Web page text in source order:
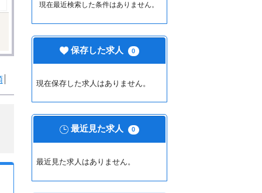
現在最近検索した条件はありません。
保存した求人 0
現在保存した求人はありません。
最近見た求人 0
最近見た求人はありません。